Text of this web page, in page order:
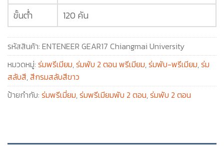
ขั้นต่ำ
120 คัน
รหัสสินค้า: ENTENEER GEAR17 Chiangmai University
หมวดหมู่: ร่มพรีเมียม,ร่มพับ 2 ตอน พรีเมียม,ร่มพับ-พรีเมียม,ร่ม
สลับสี,สีกรมสลับสีขาว
ป้ายกำกับ: ร่มพรีเมี่ยม,ร่มพรีเมียมพับ 2 ตอน,ร่มพับ 2 ตอน